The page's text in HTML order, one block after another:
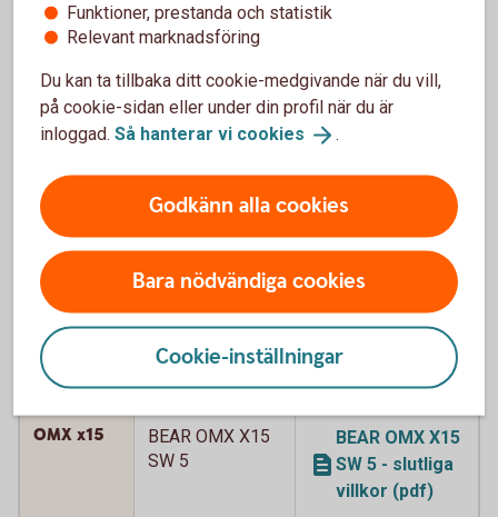
OMX x12
BEAR OMX X12
SW 2
villkor (pdf)
OMX x15
BEAR OMX X15
SW 2
BEAR OMX X15
SW 2 - slutliga
villkor (pdf)
OMX x15
SW 3
BEAR OMX X15
SW 3 - slutliga
villkor (pdf)
OMX x15
BEAR OMX X15
SW 4
BEAR OMX X15
SW 4 - slutliga
villkor (pdf)
OMX x15
BEAR OMX X15
SW 5
BEAR OMX X15
SW 5 - slutliga
villkor (pdf)
Funktioner, prestanda och statistik
Relevant marknadsföring
Du kan ta tillbaka ditt cookie-medgivande när du vill,
på cookie-sidan eller under din profil när du är
inloggad. Så hanterar vi cookies .
Godkänn alla cookies
Bara nödvändiga cookies
Cookie-inställningar